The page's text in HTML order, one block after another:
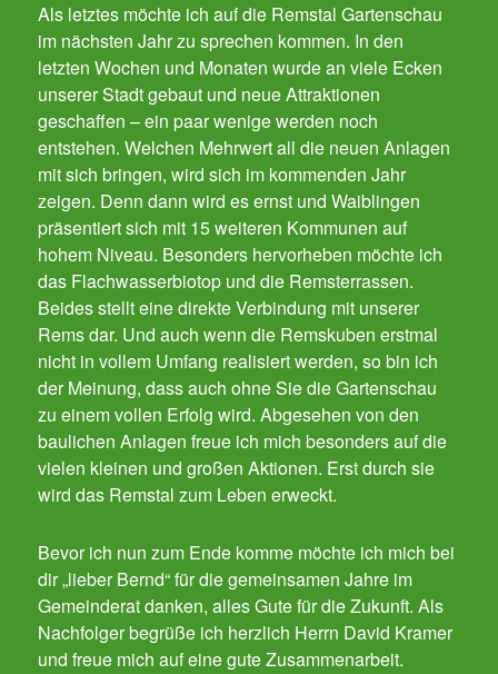
Als letztes möchte ich auf die Remstal Gartenschau
im nächsten Jahr zu sprechen kommen. In den
letzten Wochen und Monaten wurde an viele Ecken
unserer Stadt gebaut und neue Attraktionen
geschaffen – ein paar wenige werden noch
entstehen. Welchen Mehrwert all die neuen Anlagen
mit sich bringen, wird sich im kommenden Jahr
zeigen. Denn dann wird es ernst und Waiblingen
präsentiert sich mit 15 weiteren Kommunen auf
hohem Niveau. Besonders hervorheben möchte ich
das Flachwasserbiotop und die Remsterrassen.
Beides stellt eine direkte Verbindung mit unserer
Rems dar. Und auch wenn die Remskuben erstmal
nicht in vollem Umfang realisiert werden, so bin ich
der Meinung, dass auch ohne Sie die Gartenschau
zu einem vollen Erfolg wird. Abgesehen von den
baulichen Anlagen freue ich mich besonders auf die
vielen kleinen und großen Aktionen. Erst durch sie
wird das Remstal zum Leben erweckt.
Bevor ich nun zum Ende komme möchte ich mich bei
dir „lieber Bernd“ für die gemeinsamen Jahre im
Gemeinderat danken, alles Gute für die Zukunft. Als
Nachfolger begrüße ich herzlich Herrn David Kramer
und freue mich auf eine gute Zusammenarbeit.